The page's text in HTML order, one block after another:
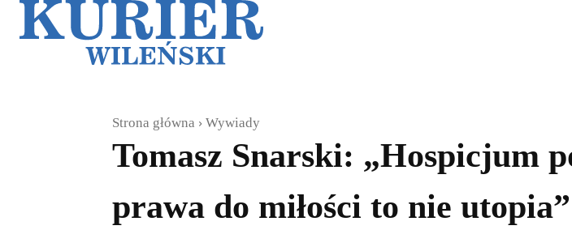
Strona główna Wywiady
Tomasz Snarski: „Hospicjum
prawa do miłości to nie utopia”